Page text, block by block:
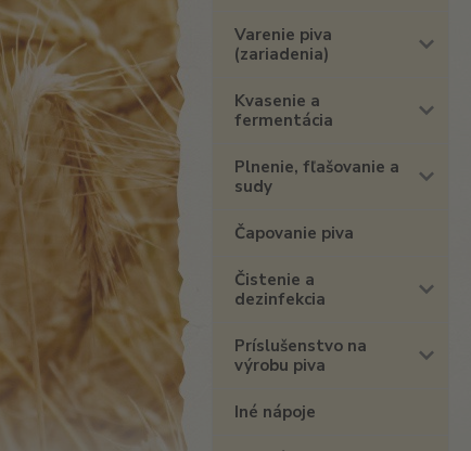
Varenie piva
(zariadenia)
Kvasenie a
fermentácia
Plnenie, fľašovanie a
sudy
Čapovanie piva
Čistenie a
dezinfekcia
Príslušenstvo na
výrobu piva
Iné nápoje